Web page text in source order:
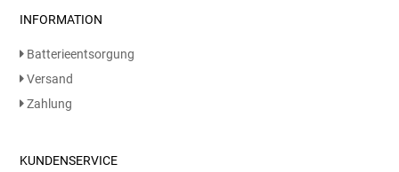
Isotonische / Energy / Eiskaffee
Kaffee
Kaffee / Tee Zubehör
INFORMATION
Batterieentsorgung
Versand
Zahlung
KUNDENSERVICE